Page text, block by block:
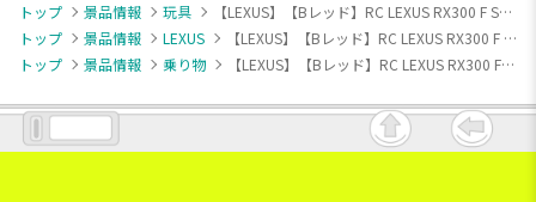
トップ 景品情報 玩具
【LEXUS】【Bレッド】RC LEXUS RX300 F SPORT
トップ
景品情報 LEXUS
【LEXUS】【Bレッド】RC LEXUS RX300 F SPORT
トップ
景品情報 乗り物 【LEXUS】【Bレッド】RC LEXUS RX300 F SPORT